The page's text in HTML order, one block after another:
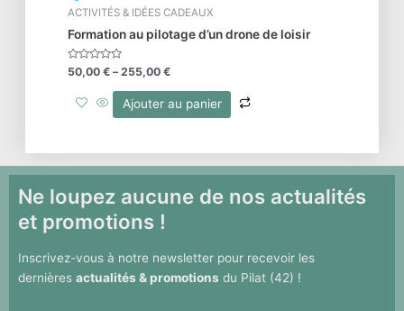
ACTIVITÉS & IDÉES CADEAUX
Formation au pilotage d’un drone de loisir
Note
0
50,00€ –255,00€
Ajouter au panier
Ne loupez aucune de nos actualités
et promotions !
Inscrivez-vous à notre newsletter pour recevoir les
dernières actualités & promotions du Pilat (42) !